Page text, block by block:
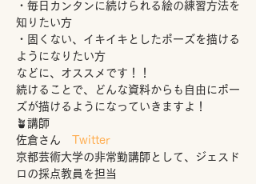
・毎日カンタンに続けられる絵の練習方法を
知りたい方
・固くない、イキイキとしたポーズを描ける
ようになりたい方
などに、オススメです！！
続けることで、どんな資料からも自由にポー
ズが描けるようになっていきますよ！
🪴講師
佐倉さん
Twitter
京都芸術大学の非常勤講師として、ジェスド
ロの採点教員を担当